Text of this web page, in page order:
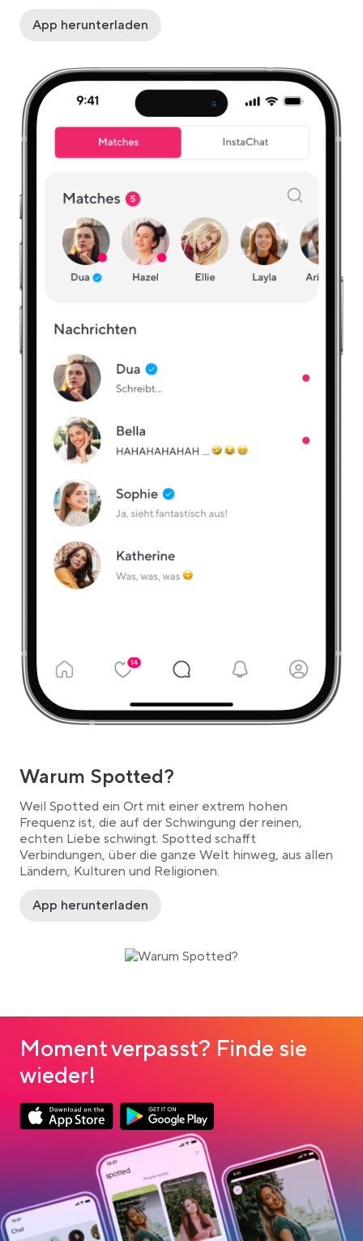
App herunterladen
Warum Spotted?
Weil Spotted ein Ort mit einer extrem hohen
Frequenz ist, die auf der Schwingung der reinen,
echten Liebe schwingt. Spotted schafft
Verbindungen, über die ganze Welt hinweg, aus allen
Ländern, Kulturen und Religionen.
App herunterladen
Moment verpasst? Finde sie
wieder!
Link opens in a new tabLink opens in a new tab
Google Play Download